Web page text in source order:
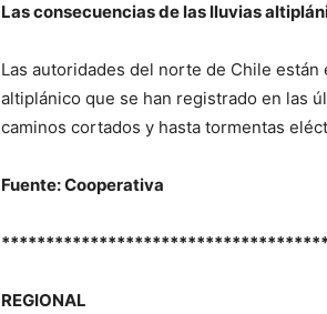
Las consecuencias de las lluvias
Las autoridades del norte de Chile
altiplánico que se han registrado en las
caminos cortados y hasta tormentas
Fuente: Cooperativa
REGIONAL